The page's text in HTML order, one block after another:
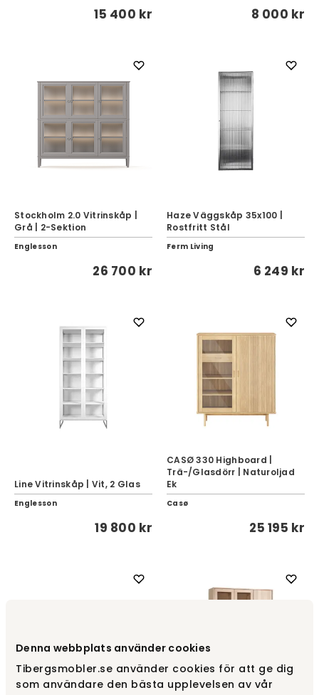
Denna webbplats använder cookies
Tibergsmobler.se använder cookies för att ge dig
som användare den bästa upplevelsen av vår
15 400 kr 8 000 kr
Stockholm 2.0 Vitrinskåp |
Grå | 2-Sektion
Englesson
26 700 kr
Haze Väggskåp 35x100 |
Rostfritt Stål
Ferm Living
6 249 kr
Line Vitrinskåp | Vit, 2 Glas
Englesson
19 800 kr
CASØ 330 Highboard |
Trä-/Glasdörr | Naturoljad
Ek
Casø
25 195 kr